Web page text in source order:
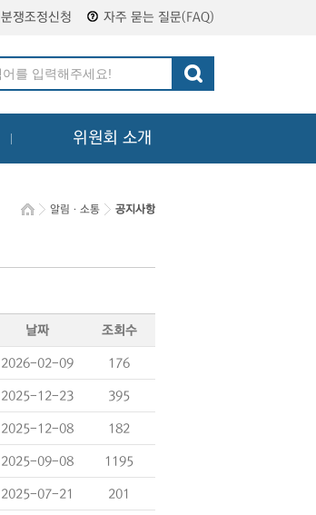
분쟁조정신청 자주 묻는 질문(FAQ)
위원회 소개
알림ㆍ소통 공지사항
날짜 조회수
2026-02-09 176
2025-12-23 395
2025-12-08 182
2025-09-08 1195
2025-07-21 201